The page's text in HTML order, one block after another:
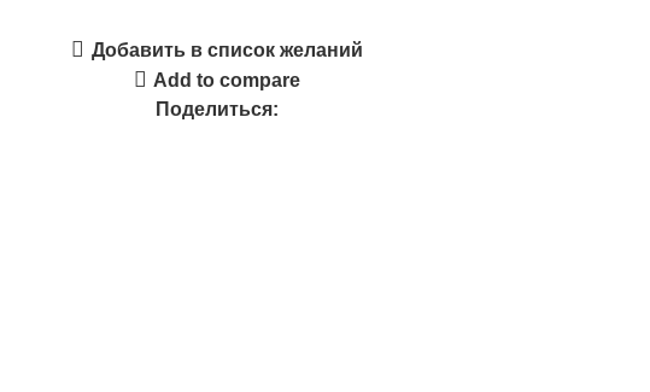
Добавить в список желаний
Add to compare
Поделиться: